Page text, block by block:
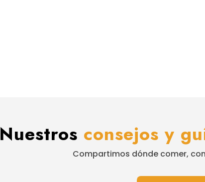
Nuestros consejos y
Compartimos dónde comer,